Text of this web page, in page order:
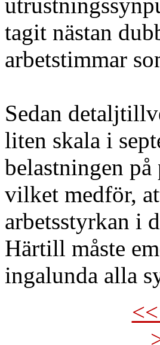
tagit nästan
arbetstimmar
Sedan
liten skala i
belastningen
vilket medför,
arbetsstyrkan i
Härtill måste
ingalunda alla